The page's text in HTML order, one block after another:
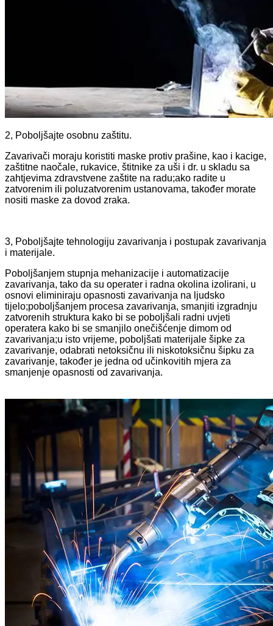
2, Poboljšajte osobnu zaštitu.
Zavarivači moraju koristiti maske protiv prašine, kao i kacige,
zaštitne naočale, rukavice, štitnike za uši i dr. u skladu sa
zahtjevima zdravstvene zaštite na radu;ako radite u
zatvorenim ili poluzatvorenim ustanovama, također morate
nositi maske za dovod zraka.
3, Poboljšajte tehnologiju zavarivanja i postupak zavarivanja
i materijale.
Poboljšanjem stupnja mehanizacije i automatizacije
zavarivanja, tako da su operater i radna okolina izolirani, u
osnovi eliminiraju opasnosti zavarivanja na ljudsko
tijelo;poboljšanjem procesa zavarivanja, smanjiti izgradnju
zatvorenih struktura kako bi se poboljšali radni uvjeti
operatera kako bi se smanjilo onečišćenje dimom od
zavarivanja;u isto vrijeme, poboljšati materijale šipke za
zavarivanje, odabrati netoksičnu ili niskotoksičnu šipku za
zavarivanje, također je jedna od učinkovitih mjera za
smanjenje opasnosti od zavarivanja.